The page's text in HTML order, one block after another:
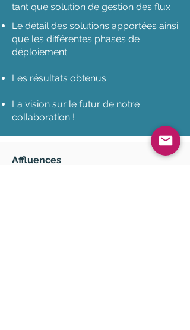
tant que solution de gestion des flux
Le détail des solutions apportées ainsi
que les différentes phases de
déploiement
Les résultats obtenus
La vision sur le futur de notre
collaboration !
Affluences